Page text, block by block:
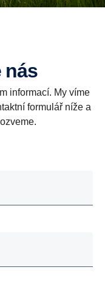
nás
informací. My víme
formulář níže a